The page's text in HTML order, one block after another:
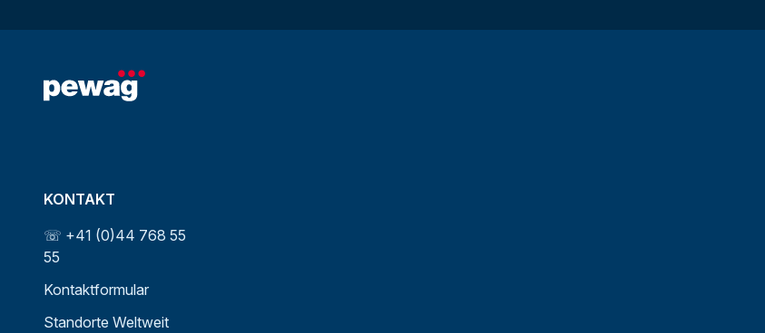
KONTAKT
☏ +41 (0)44 768 55
55
Kontaktformular
Standorte Weltweit